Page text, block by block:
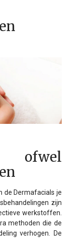
ofwel
de Dermafacials je
zijn
werkstoffen.
methoden die de
verhogen. De